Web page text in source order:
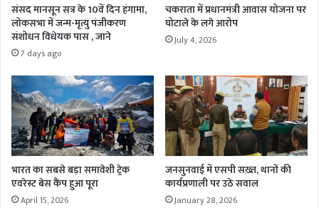
संसद मानसून सत्र के 10वें दिन हंगामा,
लोकसभा में जन्म-मृत्यु पंजीकरण
संशोधन विधेयक पास , जाने
7 days ago
चकराता में प्रधानमंत्री आवास योजना पर
घोटाले के लगे आरोप
July 4, 2026
भारत का सबसे बड़ा समावेशी ट्रेक
एवरेस्ट बेस कैंप हुआ पूरा
April 15, 2026
जनसुनवाई में एसपी सख़्त, थानों की
कार्यप्रणाली पर उठे सवाल
January 28, 2026